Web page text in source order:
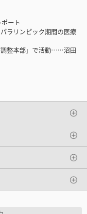
ート
ラリンピック期間の医療
整本部」で活動……沼田